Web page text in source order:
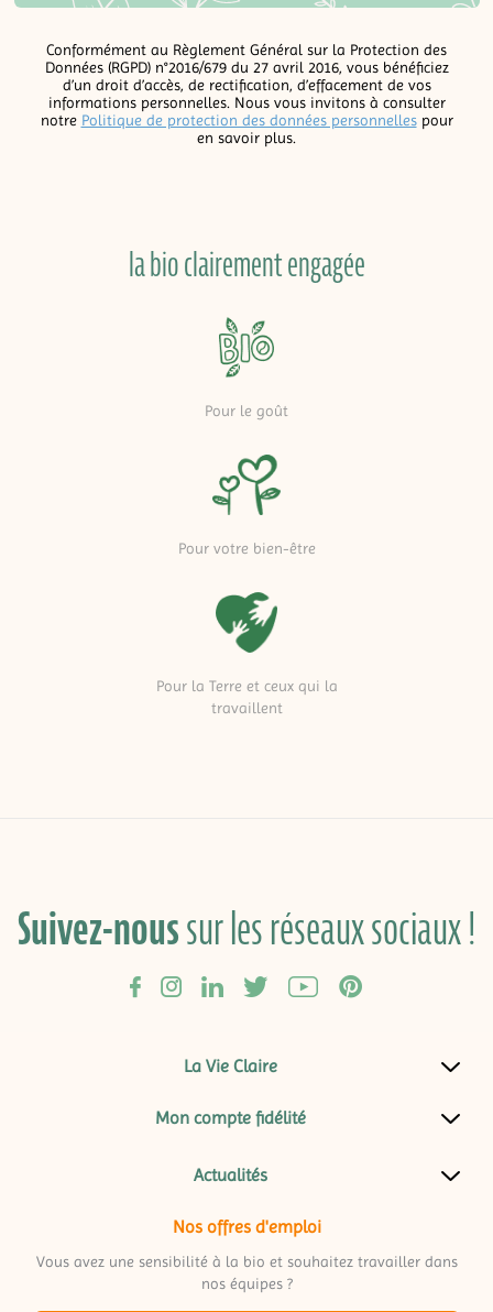
Conformément au Règlement Général sur la Protection des
Données (RGPD) n°2016/679 du 27 avril 2016, vous bénéficiez
d’un droit d’accès, de rectification, d’effacement de vos
informations personnelles. Nous vous invitons à consulter
notre Politique de protection des données personnellespour
en savoir plus.
la bio clairement engagée
Pour le goût
Pour votre bien-être
Pour la Terre et ceux qui la
travaillent
Suivez-noussur les réseaux sociaux !
La Vie Claire
Mon compte fidélité
Actualités
Nos offres d'emploi
Vous avez une sensibilité à la bio et souhaitez travailler dans
nos équipes ?